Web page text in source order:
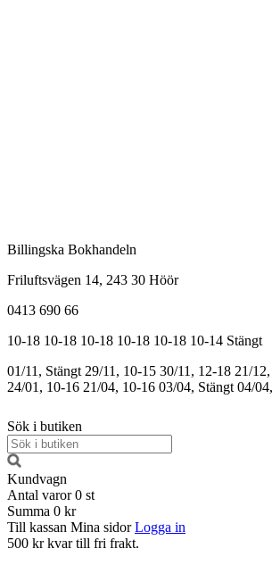
Billingska Bokhandeln
Friluftsvägen 14, 243 30 Höör
0413 690 66
10-18 10-18 10-18 10-18 10-18 10-14 Stängt
01/11, Stängt 29/11, 10-15 30/11, 12-18 21/
24/01, 10-16 21/04, 10-16 03/04, Stängt 04/
Sök i butiken
Kundvagn
Antal varor 0 st
Summa 0 kr
Till kassan Mina sidor Logga in
500 kr kvar till fri frakt.